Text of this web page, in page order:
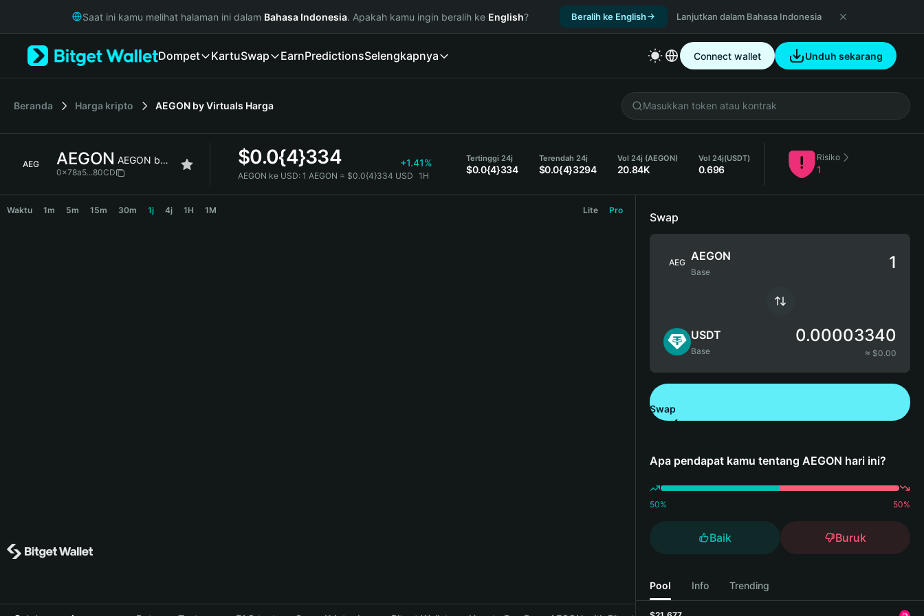
Русский
Italiano
Bahasa Indonesia
Saat ini kamu melihat halaman ini dalam Bahasa Indonesia. Apakah kamu ingin beralih ke English? Beralih ke English Lanjutkan dalam Bahasa Indonesia
Dompet KartuSwap EarnPredictionsSelengkapnya Connect wallet Unduh sekarang
Beranda Harga kripto AEGON by Virtuals Harga
AEG AEGON AEGON by Virtuals
0x78a5...80CD
$0.0{4}334 +1.41%
AEGON ke USD: 1 AEGON = $0.0{4}334 USD 1H
Tertinggi 24j
$0.0{4}334
Terendah 24j
$0.0{4}3294
Vol 24j (AEGON)
20.84K
Vol 24j(USDT)
0.696
Risiko
1
Waktu 1m 5m 15m 30m 1j 4j 1H 1M Lite Pro
Swap
AEG AEGON
Base
USDT
Base
0.00003340
≈ $0.00
Swap
Apa pendapat kamu tentang AEGON hari ini?
50% 50%
Baik Buruk
Pool Info Trending